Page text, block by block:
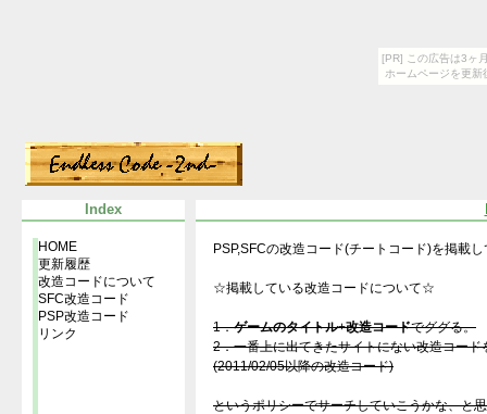
[PR] この広告は3ヶ
ホームページを更
Index
PSP,SFCの改造コード(チートコード)を掲載
☆掲載している改造コードについて☆
1．ゲームのタイトル+改造コードでググる。
2．一番上に出てきたサイトにない改造コード
(2011/02/05以降の改造コード)
というポリシーでサーチしていこうかな、と